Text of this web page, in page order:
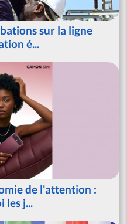
sur la ligne
é...
de l'attention :
les j...